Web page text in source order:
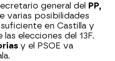
general del PP,
varias posibilidades
en Castilla y
elecciones del 13F.
y el PSOE va